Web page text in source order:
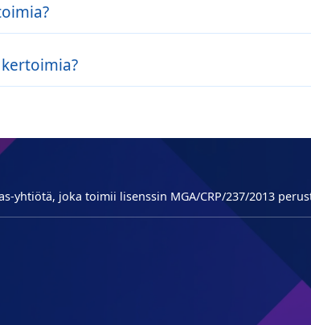
yhtiötä, joka toimii lisenssin MGA/CRP/237/2013